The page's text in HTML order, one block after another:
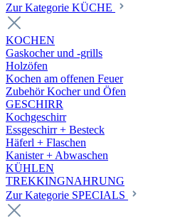
Zur Kategorie KÜCHE
KOCHEN
Gaskocher und -grills
Holzöfen
Kochen am offenen Feuer
Zubehör Kocher und Öfen
GESCHIRR
Kochgeschirr
Essgeschirr + Besteck
Häferl + Flaschen
Kanister + Abwaschen
KÜHLEN
TREKKINGNAHRUNG
Zur Kategorie SPECIALS